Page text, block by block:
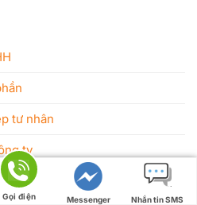
tư nhân
ty
diện
Gọi điện Messenger Nhắn tin SMS